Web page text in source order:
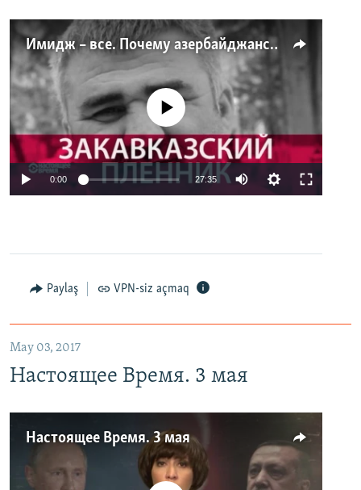
Имидж – все. Почему азербайджанские правозащитники и независимые журналисты попадают в тюрьму
No media source currently available
0:00 27:35
Paylaş VPN-siz açmaq
May 03, 2017
Настоящее Время. 3 мая
Настоящее Время. 3 мая